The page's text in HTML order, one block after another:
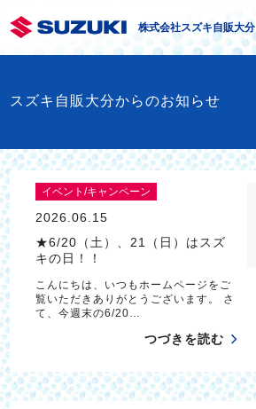
株式会社スズキ自販大分
スズキ自販大分からのお知らせ
イベント/キャンペーン
2026.06.15
★6/20（土）、21（日）はスズ
キの日！！
こんにちは、いつもホームページをご
覧いただきありがとうございます。 さ
て、今週末の6/20…
つづきを読む